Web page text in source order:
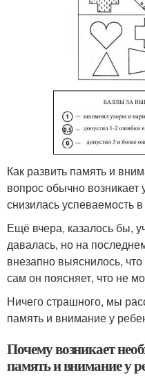
Как развить память и
вопрос обычно возникает
снизилась успеваемость
Ещё вчера, казалось бы,
давалась, но на
внезапно выяснилось,
сам он поясняет, что не
Ничего страшного, мы
память и внимание у
Почему возникает
память и внимание у